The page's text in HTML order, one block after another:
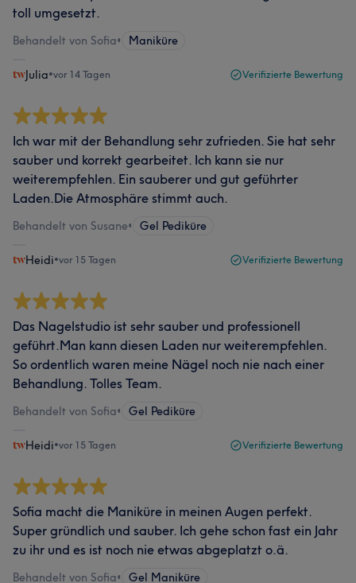
toll umgesetzt.
Behandelt von Sofia• Maniküre
Julia•vor 14 Tagen Verifizierte Bewertung
Ich war mit der Behandlung sehr zufrieden. Sie hat sehr
sauber und korrekt gearbeitet. Ich kann sie nur
weiterempfehlen. Ein sauberer und gut geführter
Laden.Die Atmosphäre stimmt auch.
Behandelt von Susane• Gel Pediküre
Heidi•vor 15 Tagen Verifizierte Bewertung
Das Nagelstudio ist sehr sauber und professionell
geführt.Man kann diesen Laden nur weiterempfehlen.
So ordentlich waren meine Nägel noch nie nach einer
Behandlung. Tolles Team.
Behandelt von Sofia• Gel Pediküre
Heidi•vor 15 Tagen Verifizierte Bewertung
Sofia macht die Maniküre in meinen Augen perfekt.
Super gründlich und sauber. Ich gehe schon fast ein Jahr
zu ihr und es ist noch nie etwas abgeplatzt o.ä.
Behandelt von Sofia• Gel Maniküre